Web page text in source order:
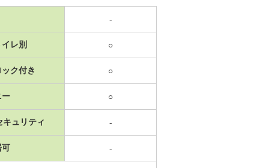
-
レ別 ○
ク付き ○
ー ○
キュリティ -
可 -